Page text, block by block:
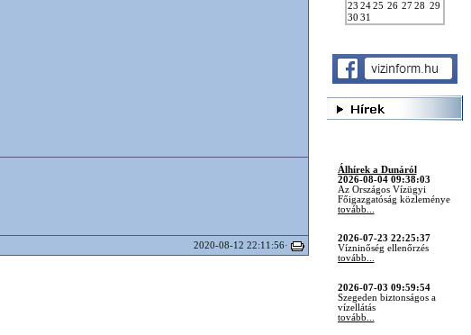
2020-08-12 22:11:56·
23 2425 26 2728 29
30 31
2026-08-04 09:38:03
Az Országos Vízügyi
Főigazgatóság közleménye
tovább...
Vízninőség ellenőrzés
tovább...
Szegeden biztonságos a
vízellátás
tovább...